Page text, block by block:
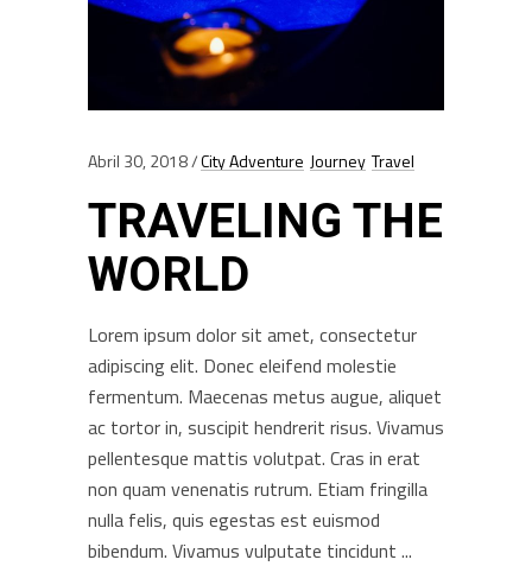
Abril 30, 2018 City Adventure Journey Travel
TRAVELING THE
WORLD
Lorem ipsum dolor sit amet, consectetur
adipiscing elit. Donec eleifend molestie
fermentum. Maecenas metus augue, aliquet
ac tortor in, suscipit hendrerit risus. Vivamus
pellentesque mattis volutpat. Cras in erat
non quam venenatis rutrum. Etiam fringilla
nulla felis, quis egestas est euismod
bibendum. Vivamus vulputate tincidunt